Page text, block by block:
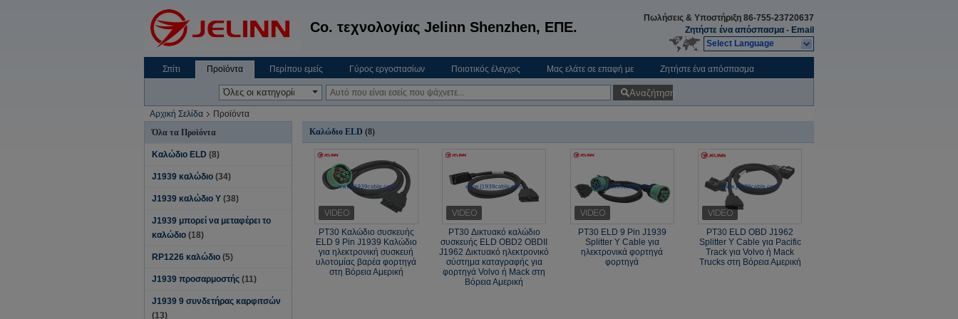
Co. τεχνολογίας Jelinn Shenzhen, ΕΠΕ.
Πωλήσεις & Υποστήριξη 86-755-23720637
Ζητήστε ένα απόσπασμα - Email
Select Language
Σπίτι Προϊόντα Περίπου εμείς Γύρος εργοστασίων Ποιοτικός έλεγχος Μας ελάτε σε επαφή με Ζητήστε ένα απόσπασμα
Αναζήτηση
Αρχική Σελίδα
Προϊόντα
Όλα τα Προϊόντα
Καλώδιο ELD (8)
J1939 καλώδιο (34)
J1939 καλώδιο Υ (38)
J1939 μπορεί να μεταφέρει το
καλώδιο (18)
RP1226 καλώδιο (5)
J1939 προσαρμοστής (11)
J1939 9 συνδετήρας καρφιτσών
(13)
Καλώδιο ELD (8)
PT30 Καλώδιο συσκευής
ELD 9 Pin J1939 Καλώδιο
για ηλεκτρονική συσκευή
υλοτομίας βαρέα φορτηγά
στη Βόρεια Αμερική
PT30 Δικτυακό καλώδιο
συσκευής ELD OBD2 OBDII
J1962 Δικτυακό ηλεκτρονικό
σύστημα καταγραφής για
φορτηγά Volvo ή Mack στη
Βόρεια Αμερική
PT30 ELD 9 Pin J1939
Splitter Y Cable για
ηλεκτρονικά φορτηγά
φορτηγά
PT30 ELD OBD J1962
Splitter Y Cable για Pacific
Track για Volvo ή Mack
Trucks στη Βόρεια Αμερική